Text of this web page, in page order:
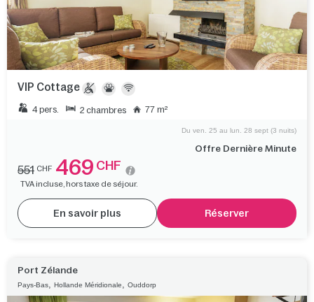
VIP Cottage
4 pers. 2 chambres 77 m²
Offre Dernière Minute
Du ven. 25 au lun. 28 sept (3 nuits)
551 CHF 469 CHF
TVA incluse, hors taxe de séjour.
En savoir plus Réserver
Port Zélande
Pays-Bas, Hollande Méridionale, Ouddorp